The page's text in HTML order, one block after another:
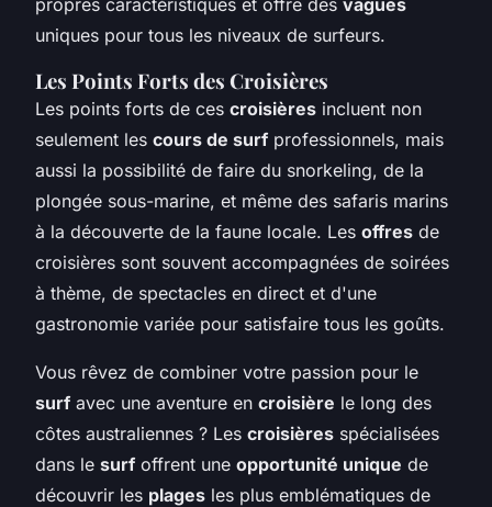
uniques pour tous les niveaux de surfeurs.
Les Points Forts des Croisières
Les points forts de ces croisières incluent non
seulement les cours de surf professionnels, mais
aussi la possibilité de faire du snorkeling, de la
plongée sous-marine, et même des safaris marins
à la découverte de la faune locale. Les offres de
croisières sont souvent accompagnées de soirées
à thème, de spectacles en direct et d'une
gastronomie variée pour satisfaire tous les goûts.
Vous rêvez de combiner votre passion pour le
surf avec une aventure en croisière le long des
côtes australiennes ? Les croisières spécialisées
dans le surf offrent une opportunité unique de
découvrir les plages les plus emblématiques de